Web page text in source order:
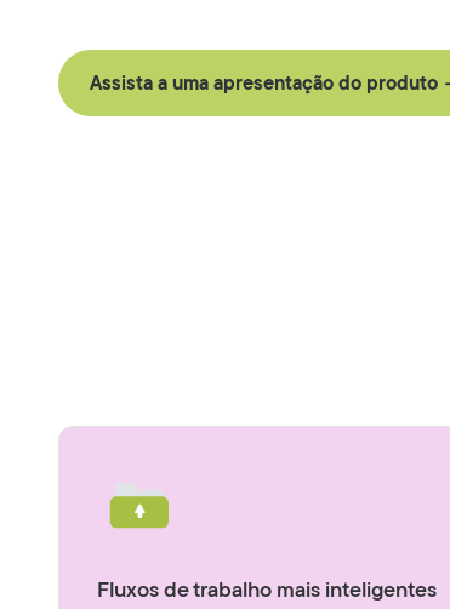
Assista a uma apresentação do produto
Fluxos de trabalho mais inteligentes